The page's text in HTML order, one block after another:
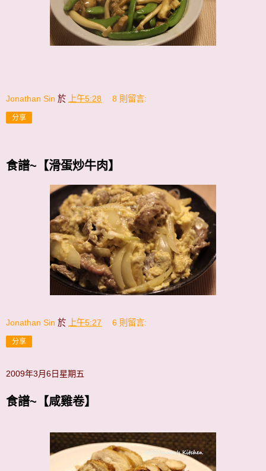
Jonathan Sin 於 上午5:28 8 則留言:
分享
食譜~【滑蛋炒牛肉】
Jonathan Sin 於 上午5:27 6 則留言:
分享
2009年3月6日星期五
食譜~【咸雞卷】